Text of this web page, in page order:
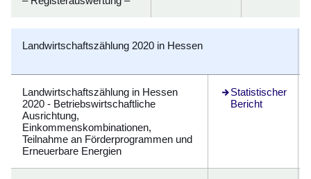
Landwirtschaftszählung 2020 in Hessen
Landwirtschaftszählung in Hessen
2020 - Betriebswirtschaftliche
Ausrichtung,
Einkommenskombinationen,
Teilnahme an Förderprogrammen und
Erneuerbare Energien
Statistischer
Bericht
Öffnet sich in